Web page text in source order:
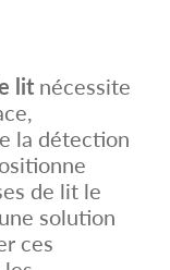
lit nécessite
la détection
de lit le
solution
ces